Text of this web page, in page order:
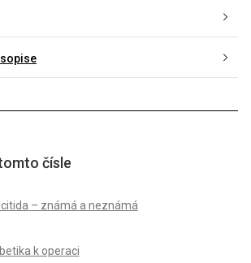
čísle
– známá a neznámá
k operaci